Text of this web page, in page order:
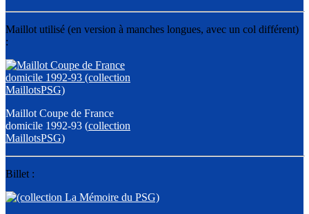
Maillot utilisé (en version à manches longues, avec un col différent)
:
Maillot Coupe de France
domicile 1992-93 (collection
MaillotsPSG)
Billet :